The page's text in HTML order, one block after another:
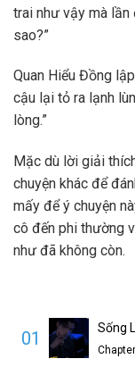
trai như vậy mà lần
sao?”
Quan Hiểu Đồng
cậu lại tỏ ra lạnh
lòng.”
Mặc dù lời giải
chuyện khác để
mấy để ý chuyện
cô đến phi thường
như đã không còn.
01 Sống